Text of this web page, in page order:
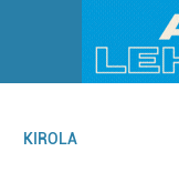
KIROLA